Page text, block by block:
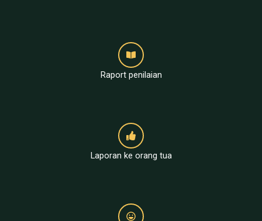
Raport penilaian
Laporan ke orang tua